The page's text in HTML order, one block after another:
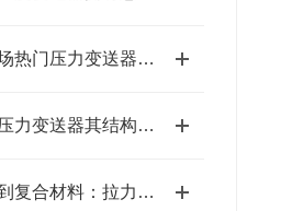
国内市场热门压力变送器生产商盘点 附实用选型参考指南
卫生级压力变送器其结构主要包括以下部分
从金属到复合材料：拉力测试传感器的应用探索